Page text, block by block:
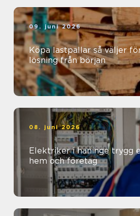
09. juni 2026
Köpa lastpallar så väljer företag rätt
lösning från början
08. juni 2026
Elektriker i haninge trygg elservice för
hem och företag